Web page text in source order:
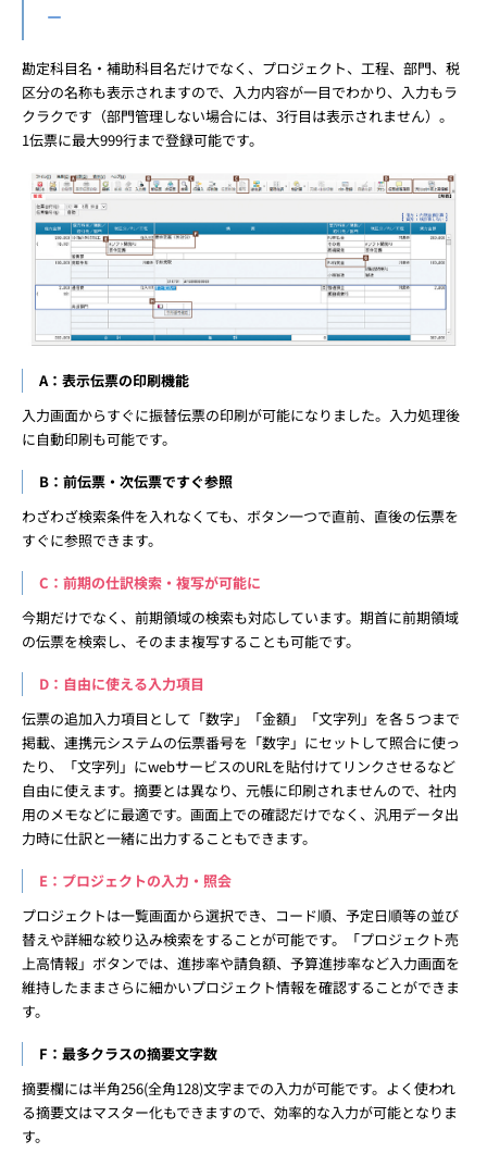
－
勘定科目名・補助科目名だけでなく、プロジェクト、工程、部門、税
区分の名称も表示されますので、入力内容が一目でわかり、入力もラ
クラクです（部門管理しない場合には、3行目は表示されません）。
1伝票に最大999行まで登録可能です。
A：表示伝票の印刷機能
入力画面からすぐに振替伝票の印刷が可能になりました。入力処理後
に自動印刷も可能です。
B：前伝票・次伝票ですぐ参照
わざわざ検索条件を入れなくても、ボタン一つで直前、直後の伝票を
すぐに参照できます。
C：前期の仕訳検索・複写が可能に
今期だけでなく、前期領域の検索も対応しています。期首に前期領域
の伝票を検索し、そのまま複写することも可能です。
D：自由に使える入力項目
伝票の追加入力項目として「数字」「金額」「文字列」を各５つまで
掲載、連携元システムの伝票番号を「数字」にセットして照合に使っ
たり、「文字列」にwebサービスのURLを貼付けてリンクさせるなど
自由に使えます。摘要とは異なり、元帳に印刷されませんので、社内
用のメモなどに最適です。画面上での確認だけでなく、汎用データ出
力時に仕訳と一緒に出力することもできます。
E：プロジェクトの入力・照会
プロジェクトは一覧画面から選択でき、コード順、予定日順等の並び
替えや詳細な絞り込み検索をすることが可能です。「プロジェクト売
上高情報」ボタンでは、進捗率や請負額、予算進捗率など入力画面を
維持したままさらに細かいプロジェクト情報を確認することができま
す。
F：最多クラスの摘要文字数
摘要欄には半角256(全角128)文字までの入力が可能です。よく使われ
る摘要文はマスター化もできますので、効率的な入力が可能となりま
す。